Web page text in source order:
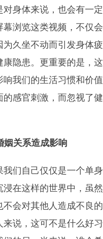
对身体来说，也会有一
幕浏览这类视频，不仅
为久坐不动而引发身体
康隐患。更重要的是，
响我们的生活习惯和价
的感官刺激，而忽视了
姻关系造成影响
我们自己仅仅是一个单
浸在这样的世界中，虽
会对其他人造成不良的
来说，这可不是什么好